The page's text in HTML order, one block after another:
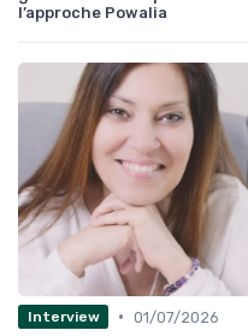
l’approche Powalia
Interview • 01/07/2026